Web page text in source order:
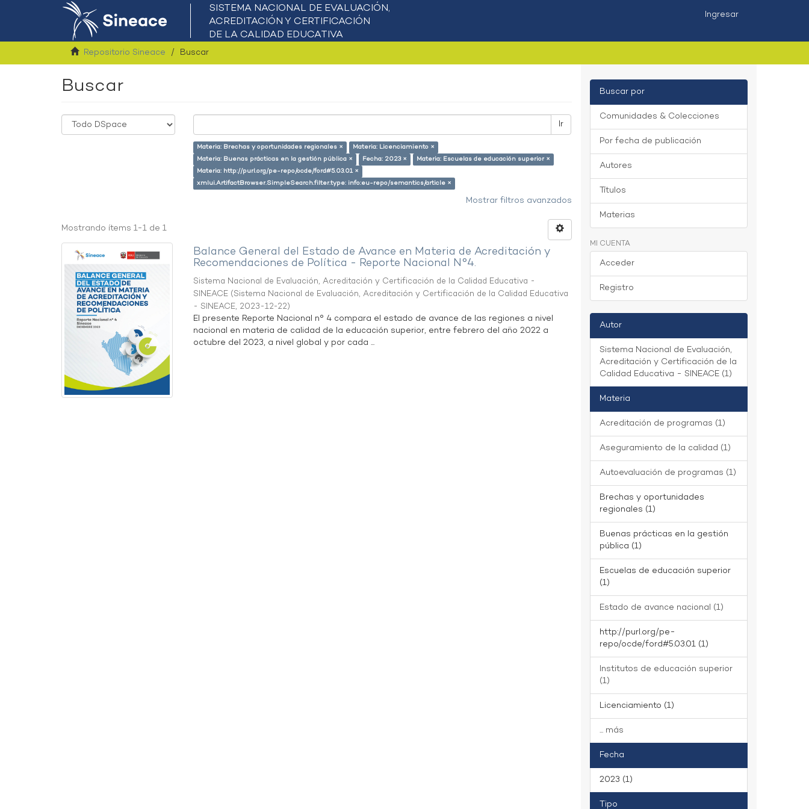
Ingresar
Repositorio Sineace Buscar
Buscar
Ir
Materia: Brechas y oportunidades regionales ×
Materia: Licenciamiento ×
Materia: Buenas prácticas en la gestión pública ×
Fecha: 2023 ×
Materia: Escuelas de educación superior ×
Materia: http://purl.org/pe-repo/ocde/ford#5.03.01 ×
xmlui.ArtifactBrowser.SimpleSearch.filter.type: info:eu-repo/semantics/article ×
Mostrar filtros avanzados
Mostrando ítems 1-1 de 1
Balance General del Estado de Avance en Materia de Acreditación y
Recomendaciones de Política - Reporte Nacional N°4.
Sistema Nacional de Evaluación, Acreditación y Certificación de la Calidad Educativa -
SINEACE (Sistema Nacional de Evaluación, Acreditación y Certificación de la Calidad Educativa
- SINEACE, 2023-12-22)
El presente Reporte Nacional n° 4 compara el estado de avance de las regiones a nivel
nacional en materia de calidad de la educación superior, entre febrero del año 2022 a
octubre del 2023, a nivel global y por cada ...
Buscar por
Comunidades & Colecciones
Por fecha de publicación
Autores
Títulos
Materias
MI CUENTA
Acceder
Registro
Autor
Sistema Nacional de Evaluación,
Acreditación y Certificación de la
Calidad Educativa - SINEACE (1)
Materia
Acreditación de programas (1)
Aseguramiento de la calidad (1)
Autoevaluación de programas (1)
Brechas y oportunidades
regionales (1)
Buenas prácticas en la gestión
pública (1)
Escuelas de educación superior
(1)
Estado de avance nacional (1)
http://purl.org/pe-
repo/ocde/ford#5.03.01 (1)
Institutos de educación superior
(1)
Licenciamiento (1)
... más
Fecha
2023 (1)
Tipo